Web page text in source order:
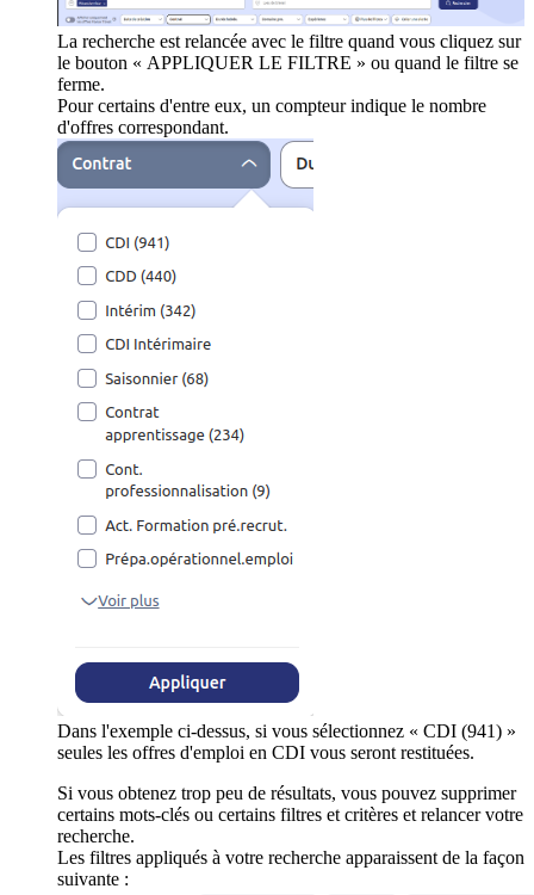
La recherche est relancée avec le filtre quand vous cliquez sur
le bouton « APPLIQUER LE FILTRE » ou quand le filtre se
ferme.
Pour certains d'entre eux, un compteur indique le nombre
d'offres correspondant.
Dans l'exemple ci-dessus, si vous sélectionnez « CDI (941) »
seules les offres d'emploi en CDI vous seront restituées.
Si vous obtenez trop peu de résultats, vous pouvez supprimer
certains mots-clés ou certains filtres et critères et relancer votre
recherche.
Les filtres appliqués à votre recherche apparaissent de la façon
suivante :